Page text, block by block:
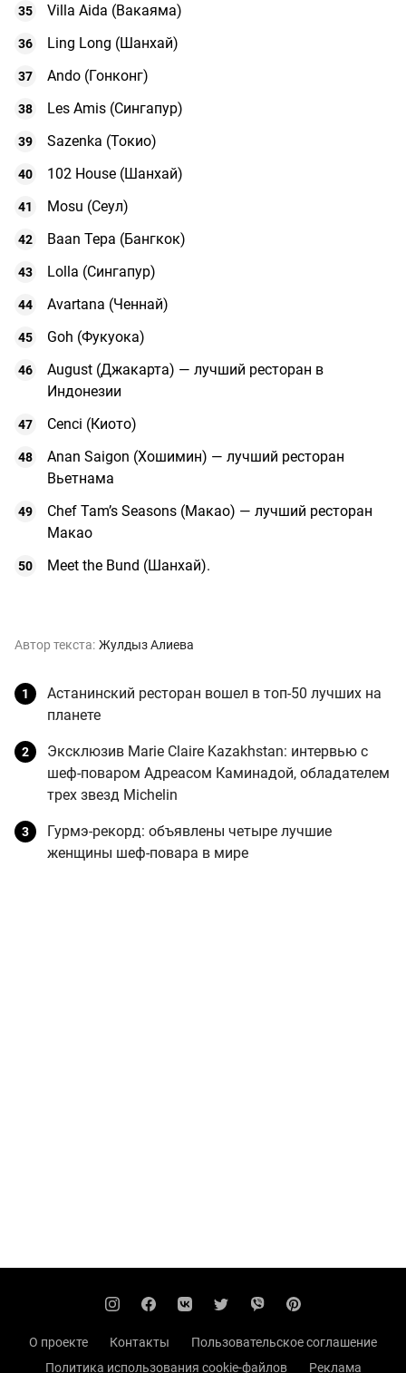
Villa Aida (Вакаяма)
Ling Long (Шанхай)
Ando (Гонконг)
Les Amis (Сингапур)
Sazenka (Токио)
102 House (Шанхай)
Mosu (Сеул)
Baan Tepa (Бангкок)
Lolla (Сингапур)
Avartana (Ченнай)
Goh (Фукуока)
August (Джакарта) — лучший ресторан в
Индонезии
Cenci (Киото)
Anan Saigon (Хошимин) — лучший ресторан
Вьетнама
Chef Tam’s Seasons (Макао) — лучший ресторан
Макао
Meet the Bund (Шанхай).
Автор текста: Жулдыз Алиева
Астанинский ресторан вошел в топ-50 лучших на
планете
Эксклюзив Marie Claire Kazakhstan: интервью с
шеф-поваром Адреасом Каминадой, обладателем
трех звезд Michelin
Гурмэ-рекорд: объявлены четыре лучшие
женщины шеф-повара в мире
О проекте Контакты
Пользовательское соглашение
Политика использования cookie-файлов
Реклама